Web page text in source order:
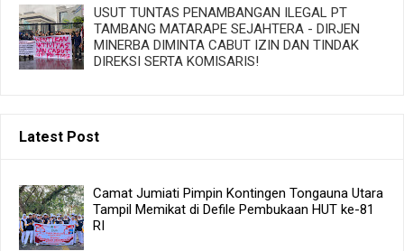
USUT TUNTAS PENAMBANGAN ILEGAL PT
TAMBANG MATARAPE SEJAHTERA - DIRJEN
MINERBA DIMINTA CABUT IZIN DAN TINDAK
DIREKSI SERTA KOMISARIS!
Latest Post
Camat Jumiati Pimpin Kontingen Tongauna Utara
Tampil Memikat di Defile Pembukaan HUT ke-81
RI